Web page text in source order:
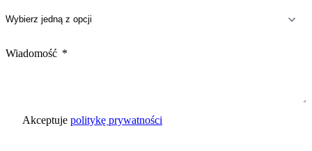
Wiadomość
Akceptuje politykę prywatności